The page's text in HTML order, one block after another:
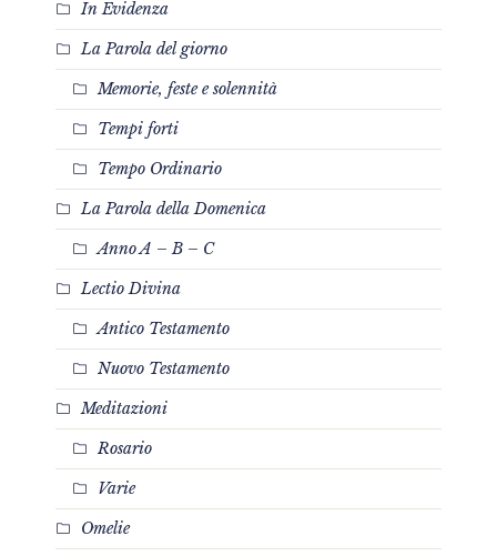
In Evidenza
La Parola del giorno
Memorie, feste e solennità
Tempi forti
Tempo Ordinario
La Parola della Domenica
Anno A – B – C
Lectio Divina
Antico Testamento
Nuovo Testamento
Meditazioni
Rosario
Varie
Omelie